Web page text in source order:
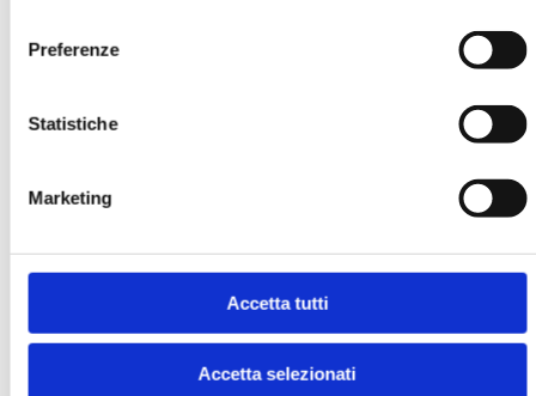
Preferenze
Statistiche
Marketing
Accetta tutti
Accetta selezionati
MOSTRA